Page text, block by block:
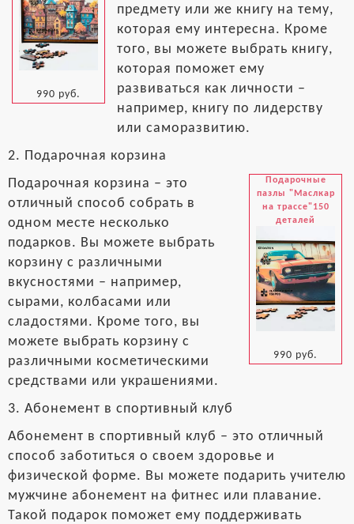
990 руб.
предмету или же книгу на тему,
которая ему интересна. Кроме
того, вы можете выбрать книгу,
которая поможет ему
развиваться как личности –
например, книгу по лидерству
или саморазвитию.
2. Подарочная корзина
Подарочные
пазлы "Маслкар
на трассе"150
деталей
990 руб.
Подарочная корзина – это
отличный способ собрать в
одном месте несколько
подарков. Вы можете выбрать
корзину с различными
вкусностями – например,
сырами, колбасами или
сладостями. Кроме того, вы
можете выбрать корзину с
различными косметическими
средствами или украшениями.
3. Абонемент в спортивный клуб
Абонемент в спортивный клуб – это отличный
способ заботиться о своем здоровье и
физической форме. Вы можете подарить учителю
мужчине абонемент на фитнес или плавание.
Такой подарок поможет ему поддерживать